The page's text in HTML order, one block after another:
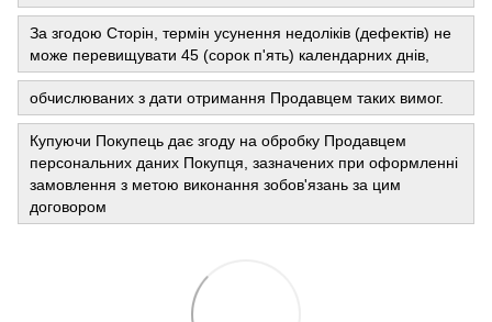
За згодою Сторін, термін усунення недоліків (дефектів) не
може перевищувати 45 (сорок п'ять) календарних днів,
обчислюваних з дати отримання Продавцем таких вимог.
Купуючи Покупець дає згоду на обробку Продавцем
персональних даних Покупця, зазначених при оформленні
замовлення з метою виконання зобов'язань за цим
договором